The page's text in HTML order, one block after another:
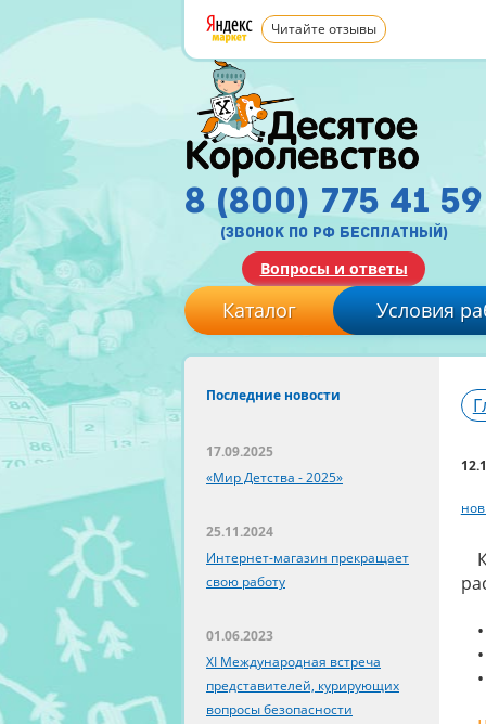
Читайте отзывы
8 (800) 775 41 59
(звонок по рф бесплатный)
Вопросы и ответы
Каталог Условия
Последние новости
17.09.2025
«Мир Детства - 2025»
25.11.2024
Интернет-магазин прекращает
свою работу
01.06.2023
XI Международная встреча
представителей, курирующих
вопросы безопасности